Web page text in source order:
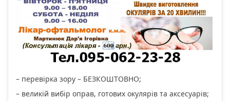
– перевірка зору – БЕЗКОШТОВНО;
– великій вибір оправ, готових окулярів та аксесуарів;